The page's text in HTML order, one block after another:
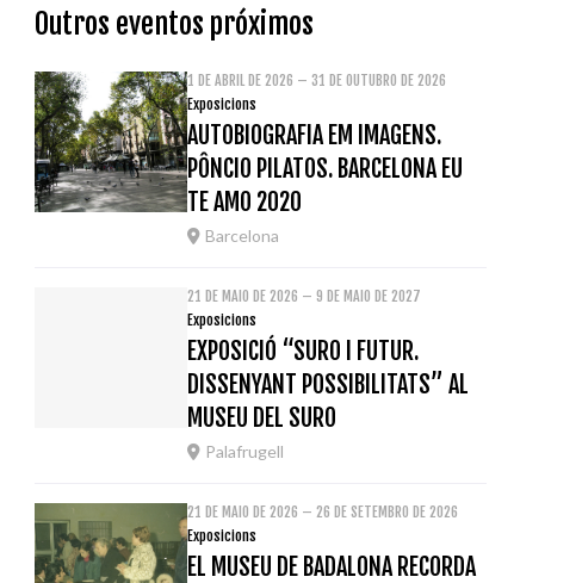
Outros eventos próximos
1 DE ABRIL DE 2026 – 31 DE OUTUBRO DE 2026
Exposicions
AUTOBIOGRAFIA EM IMAGENS.
PÔNCIO PILATOS. BARCELONA EU
TE AMO 2020
Barcelona
21 DE MAIO DE 2026 – 9 DE MAIO DE 2027
Exposicions
EXPOSICIÓ “SURO I FUTUR.
DISSENYANT POSSIBILITATS” AL
MUSEU DEL SURO
Palafrugell
21 DE MAIO DE 2026 – 26 DE SETEMBRO DE 2026
Exposicions
EL MUSEU DE BADALONA RECORDA